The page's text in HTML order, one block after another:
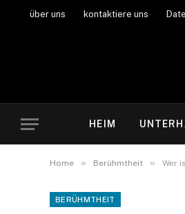
über uns kontaktiere uns
HEIM
Home » Berühmtheit » Wer
BERÜHMTHEIT